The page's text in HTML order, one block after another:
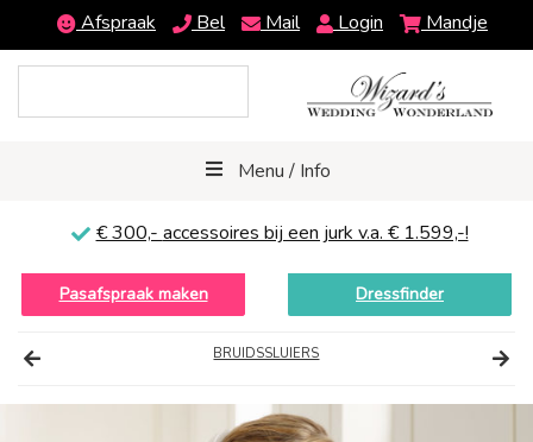
Afspraak Bel Mail Login Mandje
Menu / Info
€ 300,- accessoires bij een jurk v.a. € 1.599,-!
Pasafspraak maken Dressfinder
BRUIDSSLUIERS